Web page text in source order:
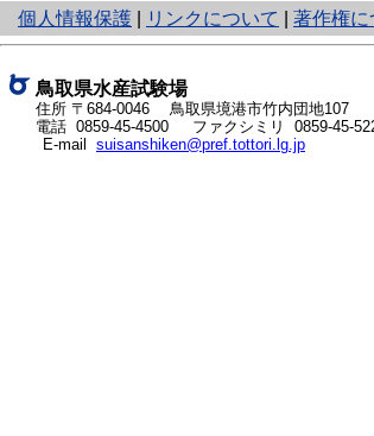
個人情報保護
と
り
ッ
ト
へ
の
リンクについて 著作権に
鳥取県水産試験場
住所 〒684-0046
鳥取県境港市竹内団地107
電話 0859-45-4500
ファクシミリ 0859-45-
E-mail suisanshiken@pref.tottori.lg.jp